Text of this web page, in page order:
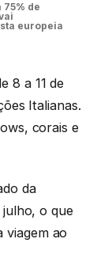
75% de
europeia
8 a 11 de
Italianas.
corais e
da
o que
viagem ao